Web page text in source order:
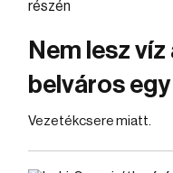
Nem lesz
belváros
Vezetékcsere miatt.